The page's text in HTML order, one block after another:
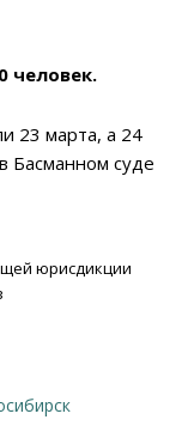
человек.
23 марта, а 24
Басманном суде
юрисдикции